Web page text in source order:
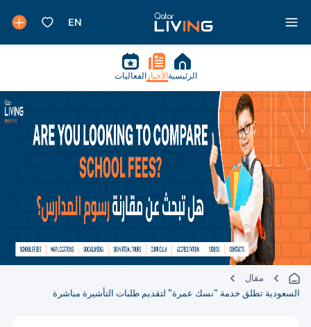
الرئيسية الأخبار الفعاليات
مقال
السعودية تطلق خدمة "نسك عمرة" لتقديم طلبات التأشيرة مباشرة